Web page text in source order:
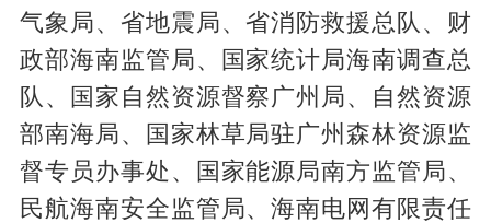
气象局、省地震局、省消防救援总队、财
政部海南监管局、国家统计局海南调查总
队、国家自然资源督察广州局、自然资源
部南海局、国家林草局驻广州森林资源监
督专员办事处、国家能源局南方监管局、
民航海南安全监管局、海南电网有限责任